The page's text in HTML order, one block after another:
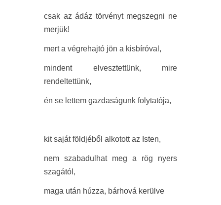
csak az ádáz törvényt megszegni ne
merjük!
mert a végrehajtó jön a kisbíróval,
mindent elvesztettünk, mire
rendeltettünk,
én se lettem gazdaságunk folytatója,
kit saját földjéből alkotott az Isten,
nem szabadulhat meg a rög nyers
szagától,
maga után húzza, bárhová kerülve